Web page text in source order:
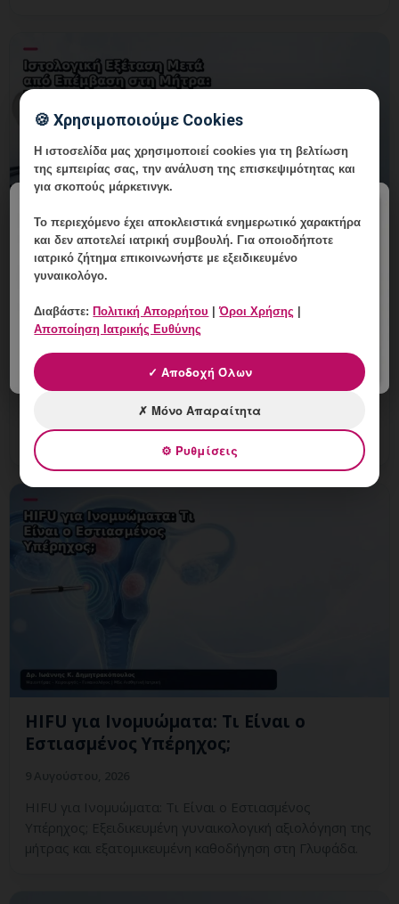
Ιστολογική Εξέταση Μετά από
Ερμηνεύεται;
Ιστολογική Εξέταση Μετά από Επέμβαση στη Μήτρα:
αξιολόγηση της μήτρας και εξατομικευμένη καθοδήγηση
στη Γλυφάδ
HIFU για Ινομυώματα: Τι Είναι ο
Εστιασμένος Υπέρηχος;
HIFU για Ινομυώματα: Τι Είναι ο Εστιασμένος
Υπέρηχος; Εξειδικευμένη γυναικολογική αξιολόγηση της
μήτρας και εξατομικευμένη καθοδήγηση στη Γλυφάδα.
🍪 Χρησιμοποιούμε Cookies
Η ιστοσελίδα μας χρησιμοποιεί cookies για τη βελτίωση
της εμπειρίας σας, την ανάλυση της επισκεψιμότητας και
για σκοπούς μάρκετινγκ.
Το περιεχόμενο έχειαποκλειστικά ενημερωτικό χαρακτήρα
και δεν αποτελεί ιατρική συμβουλή. Για οποιοδήποτε
ιατρικό ζήτημα επικοινωνήστε με εξειδικευμένο
γυναικολόγο.
Διαβάστε: Πολιτική Απορρήτου |Όροι Χρήσης
Αποποίηση Ιατρικής Ευθύνης
✓ Αποδοχή Όλων
✗ Μόνο Απαραίτητα
⚙ Ρυθμίσεις